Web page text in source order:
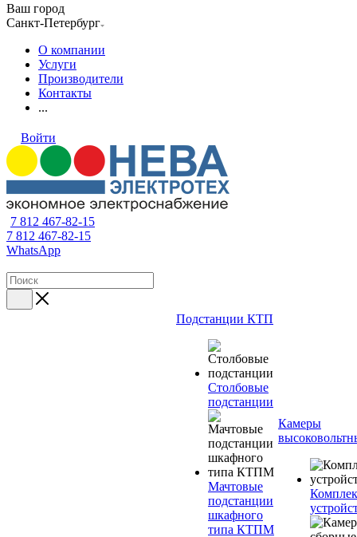
Ваш город
Санкт-Петербург
О компании
Услуги
Производители
Контакты
...
Войти
7 812 467-82-15
7 812 467-82-15
WhatsApp
Подстанции КТП
Столбовые
подстанции
Мачтовые
подстанции
шкафного
типа КТПМ
Камеры